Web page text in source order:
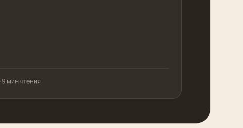
·9 мин чтения